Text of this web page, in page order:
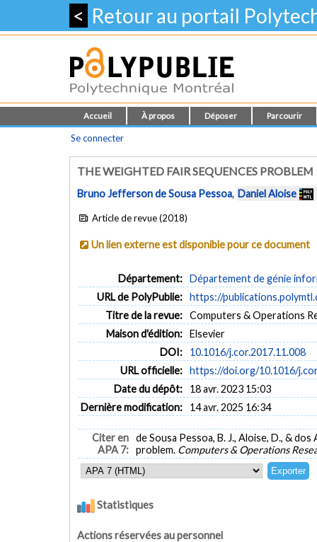
< Retour au portail
Accueil À propos Déposer Parcourir
Se connecter
THE WEIGHTED FAIR SEQUENCES PROBLEM
Bruno Jefferson de Sousa Pessoa, Daniel Aloise
Article de revue (2018)
Un lien externe est disponible pour ce document
Département: Département de génie
URL de PolyPublie: https://
Titre de la revue: Computers & Operations
Maison d'édition: Elsevier
DOI:
10.1016/j.cor.2017.11.008
URL officielle: https://doi.org/10.1016/
Date du dépôt:
18 avr. 2023 15:03
Dernière modification:
14 avr. 2025 16:34
Citer en
APA 7:
de Sousa Pessoa, B. J., Aloise, D., &
problem. Computers & Operations
Statistiques
Actions réservées au personnel